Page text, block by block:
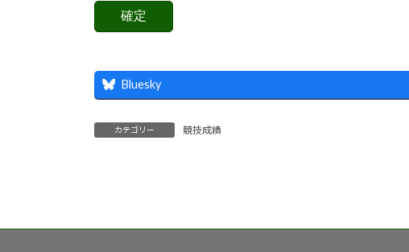
Bluesky
カテゴリー 競技成績